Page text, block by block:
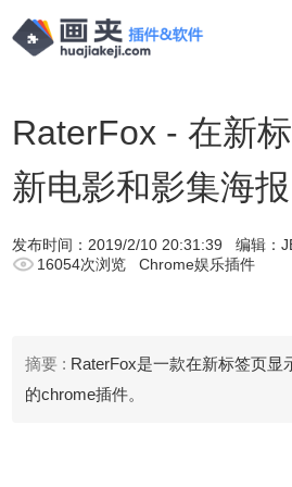
RaterFox - 在新
新电影和影集海报
发布时间： 2019/2/10 20:31:39 编辑：
16054次浏览
Chrome娱乐插件
摘要 : RaterFox是一款在新标签页显
的chrome插件。